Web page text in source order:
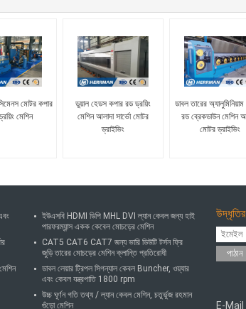
মোটর কপার
মেশিন
ডুয়াল হেডস কপার রড ড্রয়িং
মেশিন আলাদা সার্ভো মোটর
ড্রাইভিং
ডাবল তারের
রড ব্রেকডাউন মেশিন
মোটর ড্রাইভিং
ইউএসবি HDMI ডিপি MHL DVI ল্যান কেবল জন্য হাই
পারফরম্যান্স একক কেবেল মোচড়ের মেশিন
CAT5 CAT6 CAT7 জন্য ভারি ডিউটি ​​টর্সন ফ্রি
জুড়ি তারের মোচড়ের মেশিন ক্লান্তি প্রতিরোধী
ডাবল লেয়ার ট্রিপল সিগন্যাল কেবল Buncher, ওয়্যার
এবং কেবল যন্ত্রপাতি 1800 rpm
উচ্চ ঘূর্ণন গতি তথ্য / ল্যান কেবল মেশিন, চতুর্ভুজ রহমান
গুঁড়ো মেশিন
পাঠান
E-Mail